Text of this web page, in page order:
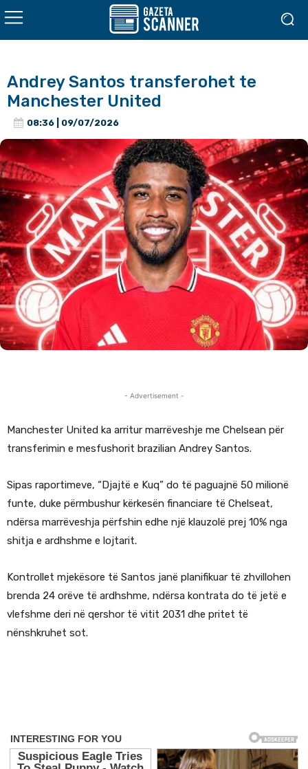
Andrey Santos transferohet te
Manchester United
08:36 | 09/07/2026
- Advertisement -
Manchester United ka arritur marrëveshje me Chelsean për
transferimin e mesfushorit brazilian Andrey Santos.
Sipas raportimeve, “Djajtë e Kuq” do të paguajnë 50 milionë
funte, duke përmbushur kërkesën financiare të Chelseat,
ndërsa marrëveshja përfshin edhe një klauzolë prej 10% nga
shitja e ardhshme e lojtarit.
Kontrollet mjekësore të Santos janë planifikuar të zhvillohen
brenda 24 orëve të ardhshme, ndërsa kontrata do të jetë e
vlefshme deri në qershor të vitit 2031 dhe pritet të
nënshkruhet sot.